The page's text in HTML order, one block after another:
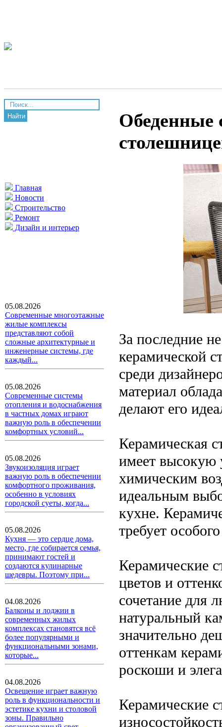
Найти
Главная
Новости
Строительство
Ремонт
Дизайн и интерьер
05.08.2026
Современные многоэтажные
жилые комплексы
представляют собой
сложные архитектурные и
инженерные системы, где
каждый...
05.08.2026
Современные системы
отопления и водоснабжения
в частных домах играют
важную роль в обеспечении
комфортных условий...
05.08.2026
Звукоизоляция играет
важную роль в обеспечении
комфортного проживания,
особенно в условиях
городской суеты, когда...
05.08.2026
Кухня — это сердце дома,
место, где собирается семья,
принимают гостей и
создаются кулинарные
шедевры. Поэтому при...
04.08.2026
Балконы и лоджии в
современных жилых
комплексах становятся всё
более популярными и
функциональными зонами,
которые...
04.08.2026
Освещение играет важную
роль в функциональности и
эстетике кухни и столовой
зоны. Правильно
Обеденные
За последние
керамической
среди
материал
делают его
Керамическая
имеет высокую
химическим
идеальным
кухне.
требует
Керамические
цветов и
сочетание для
натуральный
значительно
оттенкам
роскоши и
Керамические